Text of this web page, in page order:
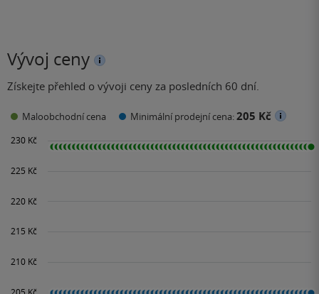
Vývoj ceny
Získejte přehled o vývoji ceny za posledních 60 dní.
Maloobchodní cena Minimální prodejní cena:205 Kč